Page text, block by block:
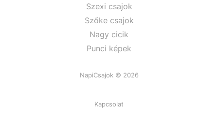
Szexi csajok
Szőke csajok
Nagy cicik
Punci képek
NapiCsajok © 2026
Kapcsolat